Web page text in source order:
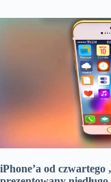
iPhone’a od